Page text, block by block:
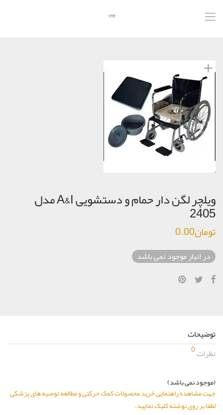
ویلچر لگن دار حمام و دستشویی A&I مدل
2405
تومان0.00
در انبار موجود نمی باشد
توضیحات
نظرات0
(موجود نمی باشد)
جهت مشاهده راهنمایی خرید محصولات کمک حرکتی و مطالعه توصیه های پزشکی
لطفا بر روی نوشته کلیک نمایید.